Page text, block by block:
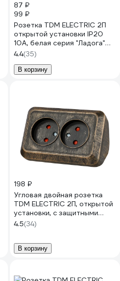
87 ₽
99 ₽
Розетка TDM ELECTRIC 2П
открытой установки IP20
10А, белая серия "Ладога"
SQ1801-0013
4.4(35)
В корзину
198 ₽
Угловая двойная розетка
TDM ELECTRIC 2П, открытой
установки, с защитными
шторками, IP20, 250В, 10А,
бронза "Ладога" SQ1801-
4.5(34)
В корзину